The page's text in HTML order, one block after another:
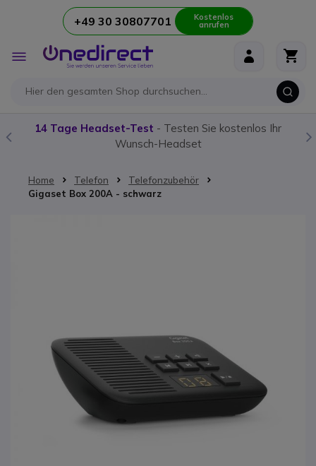
Zum Inhalt springen+49 30 30807701 Kostenlos
anrufen
Navigation
umschalten
14 Tage Headset-Test - Testen Sie kostenlos Ihr
Wunsch-Headset
Home Telefon
Telefonzubehör
Gigaset Box 200A - schwarz